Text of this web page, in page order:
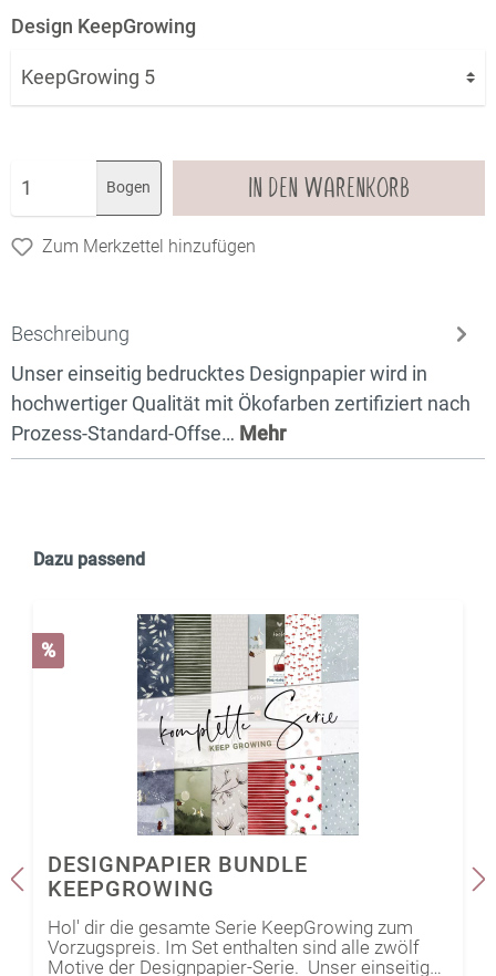
Design KeepGrowing
Bogen IN DEN WARENKORB
Zum Merkzettel hinzufügen
Beschreibung
Unser einseitig bedrucktes Designpapier wird in
hochwertiger Qualität mit Ökofarben zertifiziert nach
Prozess-Standard-Offse… Mehr
Dazu passend
%
DESIGNPAPIER BUNDLE
KEEPGROWING
Hol' dir die gesamte Serie KeepGrowing zum
Vorzugspreis. Im Set enthalten sind alle zwölf
Motive der Designpapier-Serie. Unser einseitig